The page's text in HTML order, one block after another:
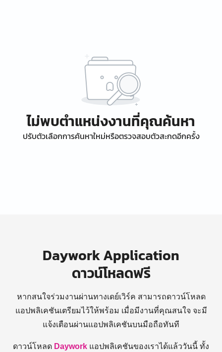
ไม่พบตำแหน่งงานที่คุณค้นหา
ปรับตัวเลือกการค้นหาใหม่หรือตรวจสอบตัวสะกดอีกครั้ง
Daywork Application
ดาวน์โหลดฟรี
หากสนใจร่วมงานผ่านทางเดย์เวิร์ค สามารถดาวน์โหลด
แอปพลิเคชันเตรียมไว้ให้พร้อม เมื่อมีงานที่คุณสนใจ จะมี
แจ้งเตือนผ่านแอปพลิเคชันบนมือถือทันที
ดาวน์โหลด Daywork แอปพลิเคชันของเราได้แล้ววันนี้ ทั้ง